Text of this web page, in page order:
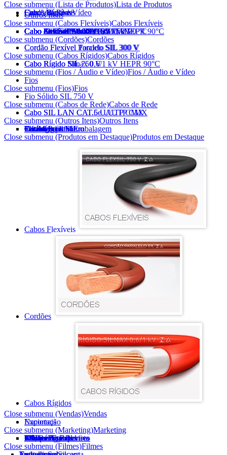
Close submenu (Lista de Produtos)Lista de Produtos
Cabos Flexíveis
Cordões
Cabos Rígidos
Fios / Áudio e Vídeo
Cabos de Rede
Outros Itens
Close submenu (Cabos Flexíveis)Cabos Flexíveis
Cabo FlexSil 750 V
Cabo Flexível AtoxSil
Cabo Flexível AtoxSil 0,6/1 kV 90 °C
Cabo AtoxSil Solar 1,8 kV C.C.
Cabo Flexível Silnax 0,6/1 kV HEPR 90°C
Cabo Silflex PP 500 V
Cabo Solda SIL 100 V
Cabo de Controle SIL 1 kV
Cabo de Controle BFC SIL 1 kV
Cabo Flexível AtoxSil Eco 750 V
Close submenu (Cordões)Cordões
Cordão Flexível Paralelo SIL 300 V
Cordão Flexível Torcido SIL 300 V
Close submenu (Cabos Rígidos)Cabos Rígidos
Cabo Rígido SIL 750 V
Cabo Rígido Silnax 0,6/1 kV HEPR 90°C
Cabo Rígido Nú
Close submenu (Fios / Áudio e Vídeo)Fios / Áudio e Vídeo
Fios
Close submenu (Fios)Fios
Fio Sólido SIL 750 V
Close submenu (Cabos de Rede)Cabos de Rede
Cabo SIL LAN CAT.5e U/UTP CMX
Cabo SIL LAN CAT.6 U/UTP CMX
Close submenu (Outros Itens)Outros Itens
Outros Itens
Carretéis
Pocket Pack SIL
SIL Metro a Metro
Tecnologia em Embalagem
Catálogo Online
Catálogo pdf
Close submenu (Produtos em Destaque)Produtos em Destaque
Cabos Flexíveis
Cordões
Cabos Rígidos
Close submenu (Vendas)Vendas
Nacionais
Exportação
Close submenu (Marketing)Marketing
Filmes
Campanhas
SIL no Futebol
Marketing Esportivo
TV, Rádio e Revista
Mídias Digitais
Feiras e Eventos
PDV
APPs e Simuladores
Close submenu (Filmes)Filmes